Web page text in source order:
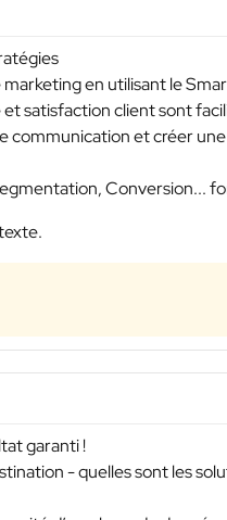
en utilisant le
satisfaction client sont
communication et créer
Conversion...
garanti !
- quelles sont les